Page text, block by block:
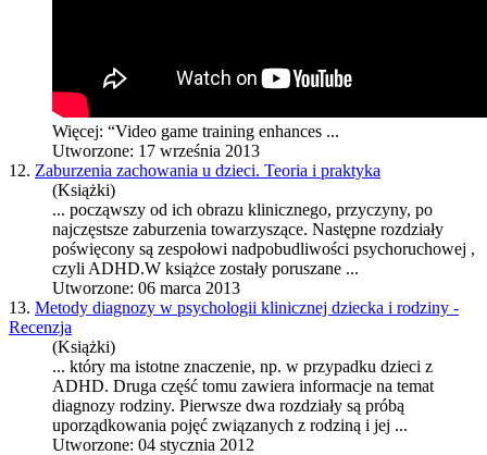
Więcej: “Video game training enhances ...
Utworzone: 17 września 2013
12. Zaburzenia zachowania u dzieci. Teoria i praktyka
(Książki)
... począwszy od ich obrazu klinicznego, przyczyny, po
najczęstsze zaburzenia towarzyszące. Następne rozdziały
poświęcony są zespołowi nadpobudliwości psychoruchowej ,
czyli ADHD.W książce zostały poruszane ...
Utworzone: 06 marca 2013
13. Metody diagnozy w psychologii klinicznej dziecka i rodziny -
Recenzja
(Książki)
... który ma istotne znaczenie, np. w przypadku dzieci z
ADHD. Druga część tomu zawiera informacje na temat
diagnozy rodziny. Pierwsze dwa rozdziały są próbą
uporządkowania pojęć związanych z rodziną i jej ...
Utworzone: 04 stycznia 2012